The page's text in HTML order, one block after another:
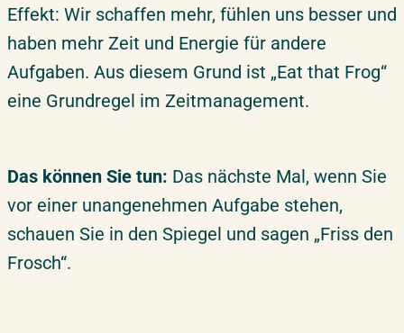
Effekt: Wir schaffen mehr, fühlen uns besser und
haben mehr Zeit und Energie für andere
Aufgaben. Aus diesem Grund ist „Eat that Frog“
eine Grundregel im Zeitmanagement.
Das können Sie tun: Das nächste Mal, wenn Sie
vor einer unangenehmen Aufgabe stehen,
schauen Sie in den Spiegel und sagen „Friss den
Frosch“.